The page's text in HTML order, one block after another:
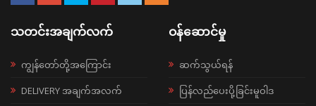
သတင်းအချက်လက်
ကျွန်တော်တို့အကြောင်း
DELIVERY အချက်အလက်
ဝန်ဆောင်မှု
ဆက်သွယ်ရန်
ပြန်လည်ပေးပို့ခြင်းမူဝါဒ